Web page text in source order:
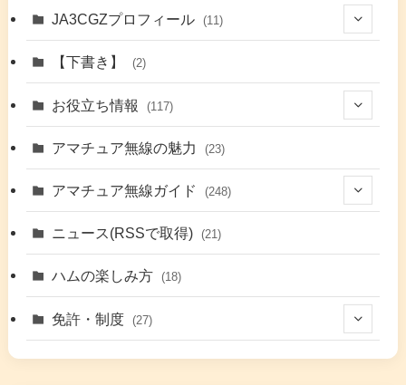
JA3CGZプロフィール (11)
(7)
【下書き】 (2)
お役立ち情報 (117)
(48)
(9)
(17)
(6)
アマチュア無線の魅力 (23)
アマチュア無線ガイド (248)
(42)
(5) (41)
ニュース(RSSで取得) (21)
ハムの楽しみ方 (18)
免許・制度 (27)
(5)